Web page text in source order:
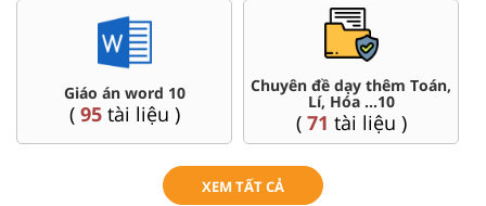
Giáo án word 10
( 95tài liệu )
Chuyên đề dạy thêm Toán,
Lí, Hóa ...10
( 71 tài liệu )
XEM TẤT CẢ